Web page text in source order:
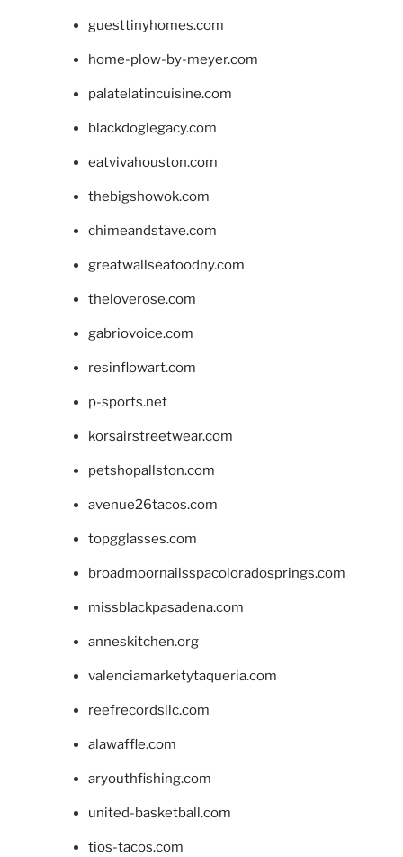
guesttinyhomes.com
home-plow-by-meyer.com
palatelatincuisine.com
blackdoglegacy.com
eatvivahouston.com
thebigshowok.com
chimeandstave.com
greatwallseafoodny.com
theloverose.com
gabriovoice.com
resinflowart.com
p-sports.net
korsairstreetwear.com
petshopallston.com
avenue26tacos.com
topgglasses.com
broadmoornailsspacoloradosprings.com
missblackpasadena.com
anneskitchen.org
valenciamarketytaqueria.com
reefrecordsllc.com
alawaffle.com
aryouthfishing.com
united-basketball.com
tios-tacos.com